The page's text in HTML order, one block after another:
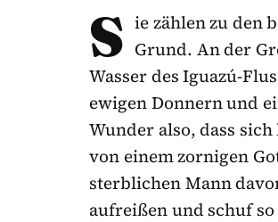
S ie zählen zu den
Grund. An der
Wasser des Iguazú-
ewigen Donnern und
Wunder also, dass
von einem zornigen
sterblichen Mann
aufreißen und schuf